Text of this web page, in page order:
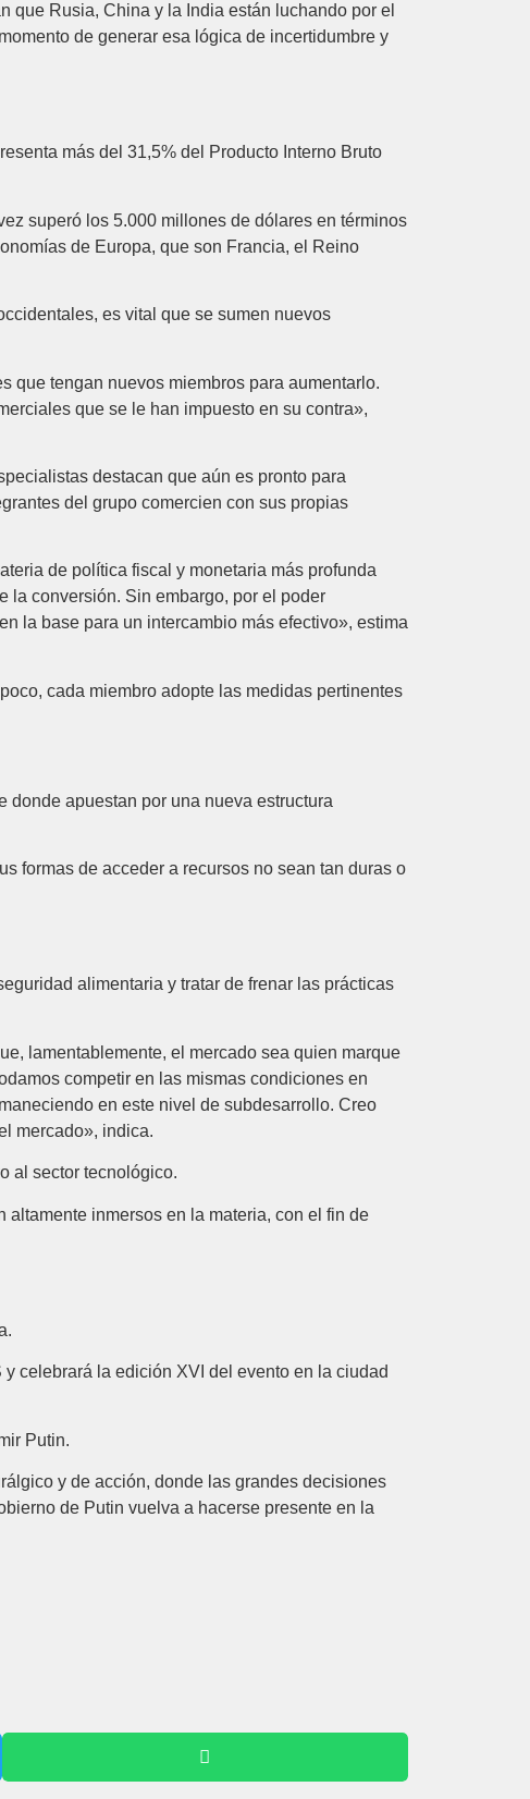
que Rusia, China y la India están luchando por el
de generar esa lógica de incertidumbre y
más del 31,5% del Producto Interno Bruto
superó los 5.000 millones de dólares en términos
de Europa, que son Francia, el Reino
es vital que se sumen nuevos
que tengan nuevos miembros para aumentarlo.
que se le han impuesto en su contra»,
destacan que aún es pronto para
del grupo comercien con sus propias
de política fiscal y monetaria más profunda
la conversión. Sin embargo, por el poder
la base para un intercambio más efectivo», estima
cada miembro adopte las medidas pertinentes
donde apuestan por una nueva estructura
formas de acceder a recursos no sean tan duras o
alimentaria y tratar de frenar las prácticas
lamentablemente, el mercado sea quien marque
competir en las mismas condiciones en
en este nivel de subdesarrollo. Creo
mercado», indica.
al sector tecnológico.
inmersos en la materia, con el fin de
celebrará la edición XVI del evento en la ciudad
Putin.
y de acción, donde las grandes decisiones
de Putin vuelva a hacerse presente en la